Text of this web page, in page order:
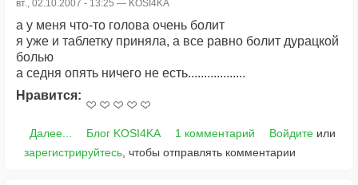
вт., 02.10.2007 - 13:25 — KOSI4KA
а у меня что-то голова очень болит
я уже и таблетку приняла, а все равно болит дурацкой
болью
а седня опять ничего не есть..................
Нравится:
Далее... Блог KOSI4KA 1 комментарий Войдитеили
зарегистрируйтесь , чтобы отправлять комментарии